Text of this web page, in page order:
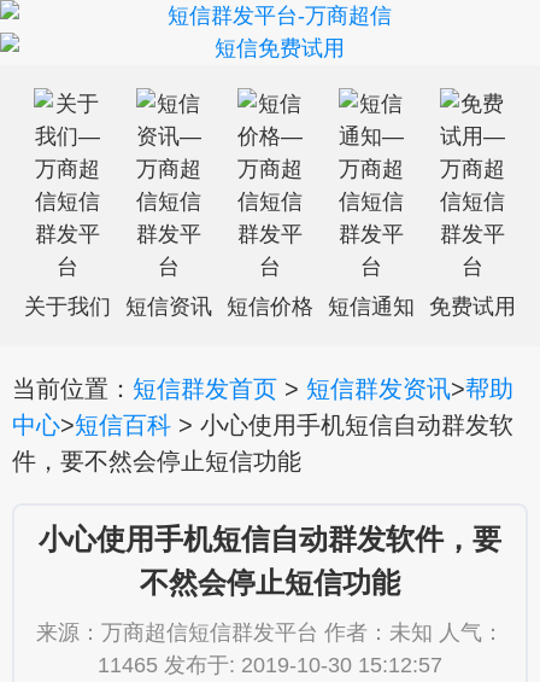
关于我们 短信资讯 短信价格 短信通知 免费试用
当前位置： 短信群发首页 > 短信群发资讯>帮助
中心>短信百科 > 小心使用手机短信自动群发软
件，要不然会停止短信功能
小心使用手机短信自动群发软件，要
不然会停止短信功能
来源：万商超信短信群发平台 作者：未知 人气：
11465 发布于: 2019-10-30 15:12:57